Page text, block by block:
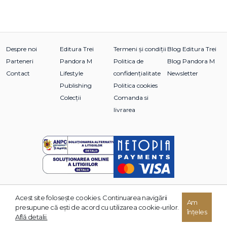
Despre noi
Parteneri
Contact
Editura Trei
Pandora M
Lifestyle
Publishing
Colecții
Termeni și condiții
Politica de
confidențialitate
Politica cookies
Comanda si
livrarea
Blog Editura Trei
Blog Pandora M
Newsletter
© 2026 Grupul Editorial TREI. Toate drepturile rezervate.
Acest site foloseşte cookies. Continuarea navigării
presupune că eşti de acord cu utilizarea cookie-urilor.
Află detalii.
Am
înțeles